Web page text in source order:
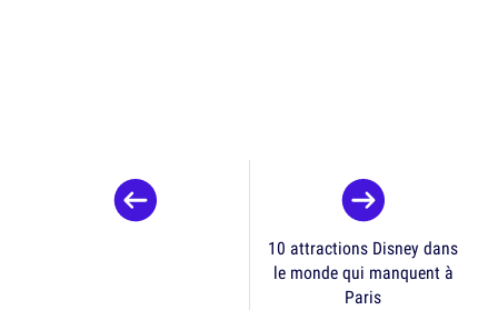
10 attractions Disney dans
le monde qui manquent à
Paris